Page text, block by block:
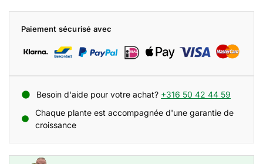
Paiement sécurisé avec
Besoin d'aide pour votre achat? +316 50 42 44 59
Chaque plante est accompagnée d'une garantie de
croissance